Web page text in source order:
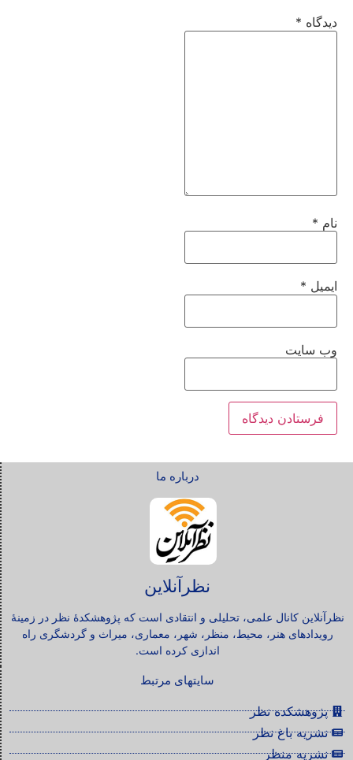
دیدگاه *
نام *
ایمیل *
وب‌ سایت
درباره ما
نظرآنلاین
نظرآنلاین کانال علمی، تحلیلی و انتقادی است که پژوهشکدۀ نظر در زمینۀ
رویدادهای هنر، محیط، منظر، شهر، معماری، میراث و گردشگری راه
اندازی کرده است.
سایتهای مرتبط
پژوهشکده نظر
نشریه باغ نظر
نشریه منظر